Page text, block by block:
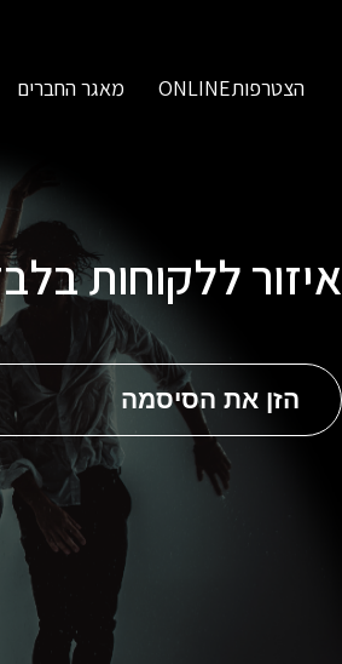
הצטרפותONLINE מאגר החברים
איזור ללקוחות